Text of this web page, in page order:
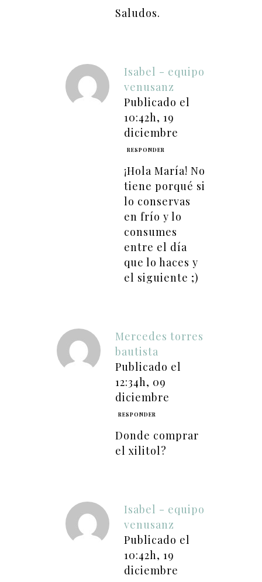
Saludos.
Isabel - equipo
venusanz
Publicado el
10:42h, 19
diciembre
RESPONDER
¡Hola María! No
tiene porqué si
lo conservas
en frío y lo
consumes
entre el día
que lo haces y
el siguiente ;)
Mercedes torres
bautista
Publicado el
12:34h, 09
diciembre
RESPONDER
Donde comprar
el xilitol?
Isabel - equipo
venusanz
Publicado el
10:42h, 19
diciembre